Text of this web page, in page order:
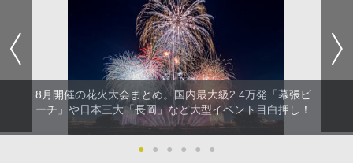
8月開催の花火大会まとめ。国内最大級2.4万発「幕張ビ
ーチ」や日本三大「長岡」など大型イベント目白押し！
● ● ● ● ● ●